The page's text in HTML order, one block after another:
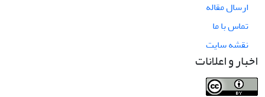
ارسال مقاله
تماس با ما
نقشه سایت
اخبار و اعلانات